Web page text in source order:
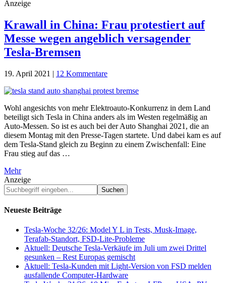
Anzeige
Krawall in China: Frau protestiert auf
Messe wegen angeblich versagender
Tesla-Bremsen
19. April 2021 | 12 Kommentare
Wohl angesichts von mehr Elektroauto-Konkurrenz in dem Land
beteiligt sich Tesla in China anders als im Westen regelmäßig an
Auto-Messen. So ist es auch bei der Auto Shanghai 2021, die an
diesem Montag mit den Presse-Tagen startete. Und dabei kam es auf
dem Tesla-Stand gleich zu Beginn zu einem Zwischenfall: Eine
Frau stieg auf das …
Mehr
Anzeige
Suchbegriff
eingeben...
Neueste Beiträge
Tesla-Woche 32/26: Model Y L in Tests, Musk-Image,
Terafab-Standort, FSD-Lite-Probleme
Aktuell: Deutsche Tesla-Verkäufe im Juli um zwei Drittel
gesunken – Rest Europas gemischt
Aktuell: Tesla-Kunden mit Light-Version von FSD melden
ausfallende Computer-Hardware